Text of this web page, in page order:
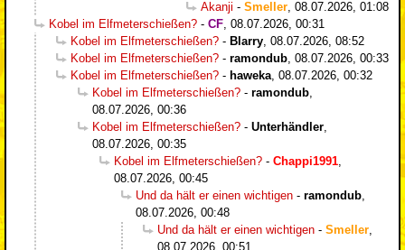
Akanji - Smeller 08.07.2026, 01:08
Kobel im Elfmeterschießen? - CF 08.07.2026, 00:31
Kobel im Elfmeterschießen? - Blarry 08.07.2026, 08:52
Kobel im Elfmeterschießen? - ramondub 08.07.2026, 00:33
Kobel im Elfmeterschießen? - haweka 08.07.2026, 00:32
Kobel im Elfmeterschießen? - ramondub
08.07.2026, 00:36
Kobel im Elfmeterschießen? - Unterhändler
08.07.2026, 00:35
Kobel im Elfmeterschießen? - Chappi1991
08.07.2026, 00:45
Und da hält er einen wichtigen - ramondub
08.07.2026, 00:48
Und da hält er einen wichtigen - Smeller
08.07.2026, 00:51